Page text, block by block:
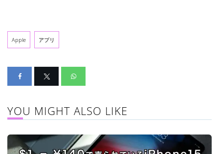
Apple アプリ
YOU MIGHT ALSO LIKE